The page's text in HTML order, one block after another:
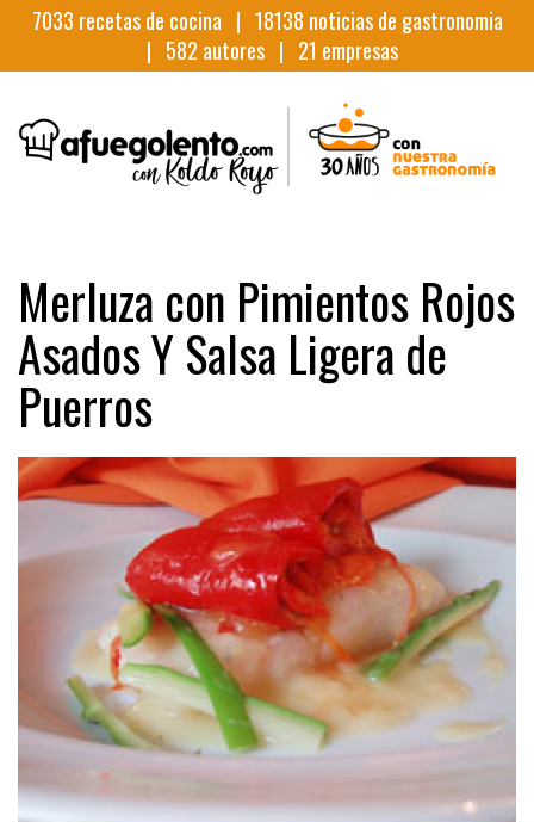
7033 recetas de cocina | 18138 noticias de gastronomia
| 582 autores | 21 empresas
Merluza con Pimientos Rojos
Asados Y Salsa Ligera de
Puerros